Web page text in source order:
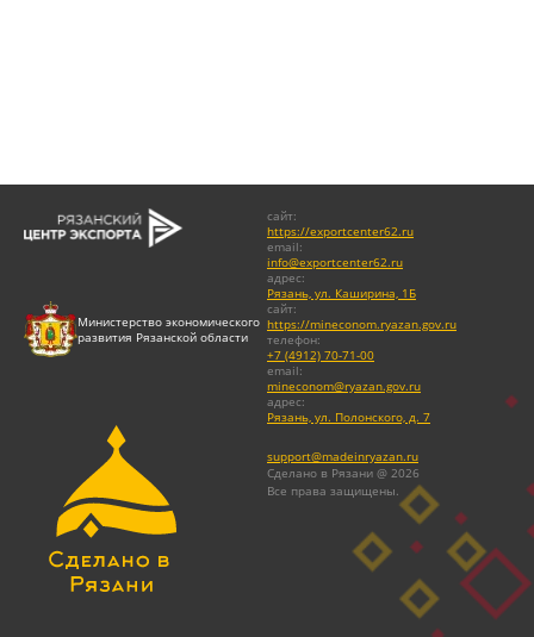
сайт:
https://exportcenter62.ru
email:
info@exportcenter62.ru
адрес:
Рязань, ул. Каширина, 1Б
Министерство экономического
развития Рязанской области
сайт:
https://mineconom.ryazan.gov.ru
телефон:
+7 (4912) 70-71-00
email:
mineconom@ryazan.gov.ru
адрес:
Рязань, ул. Полонского, д. 7
support@madeinryazan.ru
Сделано в Рязани @ 2026
Все права защищены.